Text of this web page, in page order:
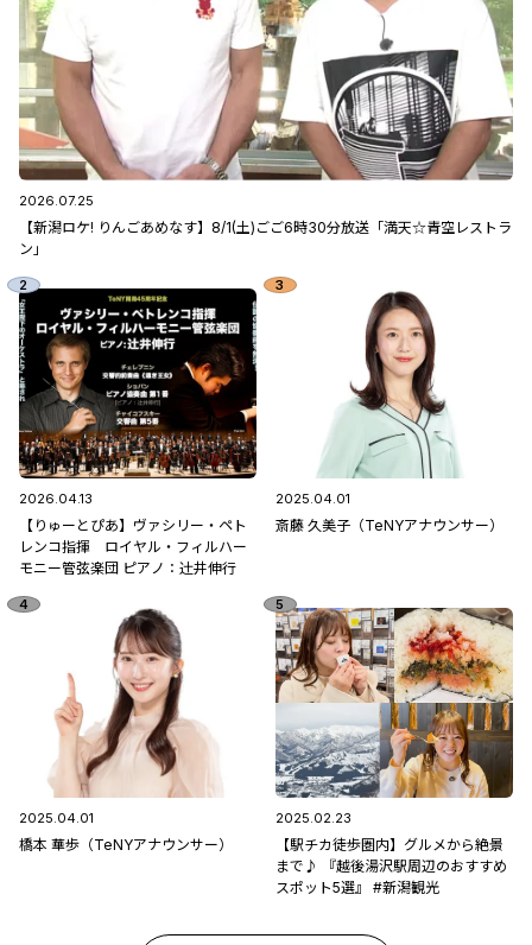
2026.07.25
【新潟ロケ! りんごあめなす】8/1(土)ごご6時30分放送「満天☆青空レストラ
ン」
2026.04.13
【りゅーとぴあ】ヴァシリー・ペト
レンコ指揮 ロイヤル・フィルハー
モニー管弦楽団 ピアノ：辻󠄀井伸行
2025.04.01
斎藤 久美子（TeNYアナウンサー）
2025.04.01
橋本 華歩（TeNYアナウンサー）
2025.02.23
【駅チカ徒歩圏内】グルメから絶景
まで♪ 『越後湯沢駅周辺のおすすめ
スポット5選』 #新潟観光